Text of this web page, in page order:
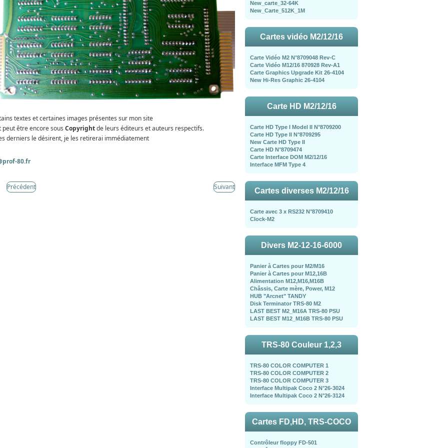
textes et certaines images présentes sur mon site
peut être encore sous Copyrightde leurs éditeurs et auteurs respectifs.
derniers le désirent, je les retirerai immédiatement
80.fr
Précédent Suivant
New_carte_32-64K
New_Carte_512K_1M
Cartes vidéo M2/12/16
Carte Vidéo M2 N°8709048 Rev-C
Carte Vidéo M12/16 870928 Rev-A1
Carte Graphics Upgrade Kit 26-4104
New Hi-Res Graphic 26-4104
Carte HD M2/12/16
Carte HD Type I Model II N°8709200
Carte HD Type II N°8709295
New Carte HD Type II
Carte HD N°8709474
Carte Interface DOM M2/12/16
Interface MFM Type 4
Cartes diverses M2/12/16
Carte avec 3 x RS232 N°8709410
Clock-M2
Divers M2-12-16-6000
Panier à Cartes pour M2/M16
Panier à Cartes pour M12,16B
Alimentation M12,M16,M16B
Châssis, Carte mère, Power, M12
HUB "Arcnet" TANDY
Disk Terminator TRS-80 M2
LAST BEST M2_M16A TRS-80 PSU
LAST BEST M12_M16B TRS-80 PSU
TRS-80 Couleur 1,2,3
TRS-80 COLOR COMPUTER 1
TRS-80 COLOR COMPUTER 2
TRS-80 COLOR COMPUTER 3
Interface Multipak Coco 2 N°26-3024
Interface Multipak Coco 2 N°26-3124
Cartes FD,HD, TRS-COCO
Contrôleur floppy FD-501